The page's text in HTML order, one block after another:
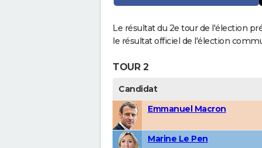
Le résultat du 2e tour de l'élection
le résultat officiel de l'élection
TOUR 2
Candidat
Emmanuel Macron
Marine Le Pen